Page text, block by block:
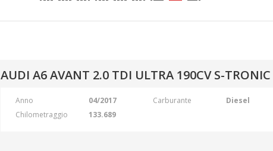
AUDI A6 AVANT 2.0 TDI ULTRA 190CV S-TRONIC
Anno
04/2017
Chilometraggio
133.689
Carburante Diesel